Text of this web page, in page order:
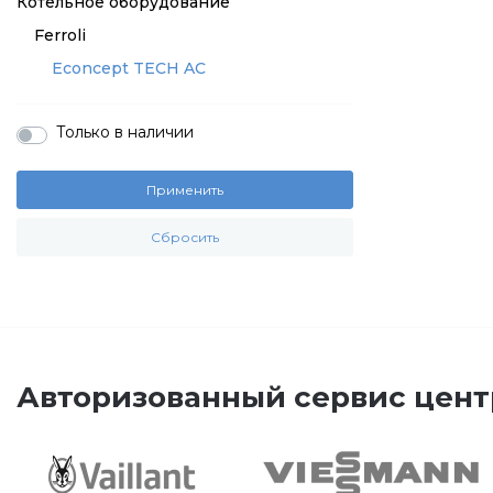
Ferroli
Econcept TECH AC
Только в наличии
Применить
Сбросить
Авторизованный сервис